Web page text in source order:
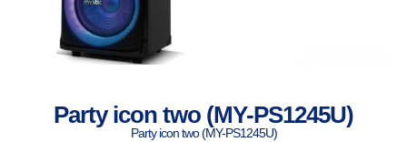
Party icon two (MY-PS1245U)
Party icon two (MY-PS1245U)